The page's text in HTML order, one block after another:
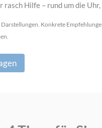
Hilfe – rund um die
Konkrete